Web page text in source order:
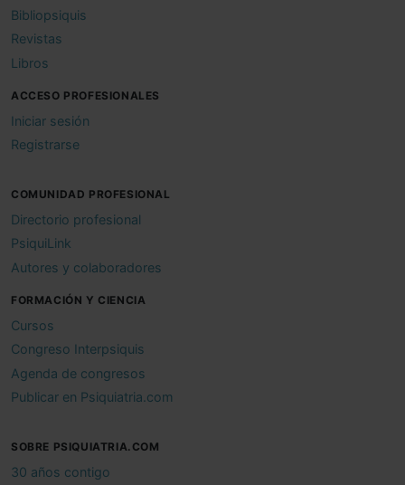
Bibliopsiquis
Revistas
Libros
ACCESO PROFESIONALES
Iniciar sesión
Registrarse
COMUNIDAD PROFESIONAL
Directorio profesional
PsiquiLink
Autores y colaboradores
FORMACIÓN Y CIENCIA
Cursos
Congreso Interpsiquis
Agenda de congresos
Publicar en Psiquiatria.com
SOBRE PSIQUIATRIA.COM
30 años contigo